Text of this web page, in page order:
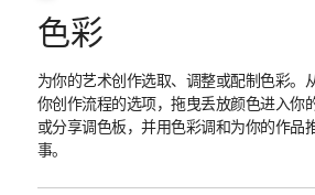
色彩
为你的艺术创作选取、调整或配制色彩。
你创作流程的选项，拖曳丢放颜色进入你
或分享调色板，并用色彩调和为你的作品
事。